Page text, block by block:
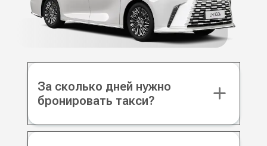
За сколько дней нужно
бронировать такси?